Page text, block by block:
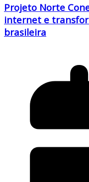
Projeto Norte
internet e
brasileira